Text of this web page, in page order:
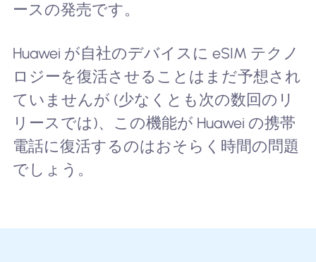
ースの発売です。
Huawei が自社のデバイスに eSIM テクノ
ロジーを復活させることはまだ予想され
ていませんが (少なくとも次の数回のリ
リースでは)、この機能が Huawei の携帯
電話に復活するのはおそらく時間の問題
でしょう。